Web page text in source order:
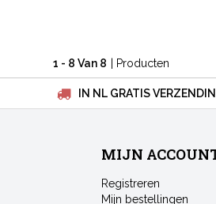
1 - 8 Van 8 | Producten
IN NL GRATIS
MIJN
Registreren
Mijn bestellingen